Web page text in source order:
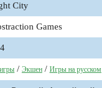
City
Games
/ Экшен / Игры на русском